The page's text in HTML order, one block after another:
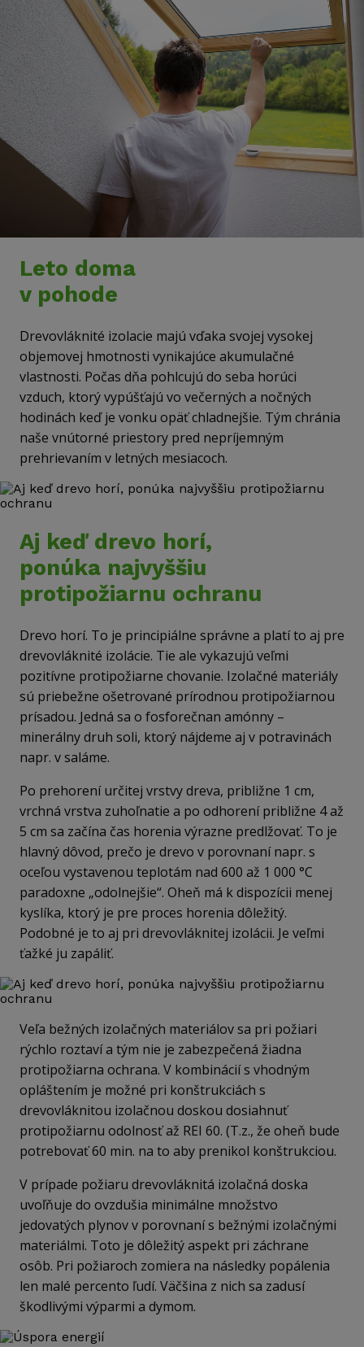
Leto doma
v pohode
Drevovláknité izolacie majú vďaka svojej vysokej
objemovej hmotnosti vynikajúce akumulačné
vlastnosti. Počas dňa pohlcujú do seba horúci
vzduch, ktorý vypúšťajú vo večerných a nočných
hodinách keď je vonku opäť chladnejšie. Tým chránia
naše vnútorné priestory pred nepríjemným
prehrievaním v letných mesiacoch.
Aj keď drevo horí,
ponúka najvyššiu
protipožiarnu ochranu
Drevo horí. To je principiálne správne a platí to aj pre
drevovláknité izolácie. Tie ale vykazujú veľmi
pozitívne protipožiarne chovanie. Izolačné materiály
sú priebežne ošetrované prírodnou protipožiarnou
prísadou. Jedná sa o fosforečnan amónny –
minerálny druh soli, ktorý nájdeme aj v potravinách
napr. v saláme.
Po prehorení určitej vrstvy dreva, približne 1 cm,
vrchná vrstva zuhoľnatie a po odhorení približne 4 až
5 cm sa začína čas horenia výrazne predlžovať. To je
hlavný dôvod, prečo je drevo v porovnaní napr. s
oceľou vystavenou teplotám nad 600 až 1 000 °C
paradoxne „odolnejšie“. Oheň má k dispozícii menej
kyslíka, ktorý je pre proces horenia dôležitý.
Podobné je to aj pri drevovláknitej izolácii. Je veľmi
ťažké ju zapáliť.
Veľa bežných izolačných materiálov sa pri požiari
rýchlo roztaví a tým nie je zabezpečená žiadna
protipožiarna ochrana. V kombinácií s vhodným
opláštením je možné pri konštrukciách s
drevovláknitou izolačnou doskou dosiahnuť
protipožiarnu odolnosť až REI 60. (T.z., že oheň bude
potrebovať 60 min. na to aby prenikol konštrukciou.
V prípade požiaru drevovláknitá izolačná doska
uvoľňuje do ovzdušia minimálne množstvo
jedovatých plynov v porovnaní s bežnými izolačnými
materiálmi. Toto je dôležitý aspekt pri záchrane
osôb. Pri požiaroch zomiera na následky popálenia
len malé percento ľudí. Väčšina z nich sa zadusí
škodlivými výparmi a dymom.